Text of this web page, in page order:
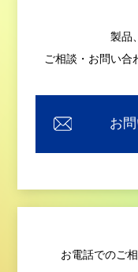
製品
ご相談・お問い合
お
お電話でのご